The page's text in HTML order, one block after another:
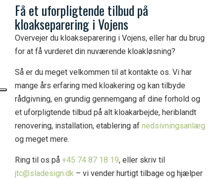
Få et uforpligtende tilbud på
kloakseparering iVojens
Overvejer du kloakseparering i Vojens, eller har du brug
for at få vurderet din nuværende kloakløsning?
Så er du meget velkommen til at kontakte os. Vi har
mange års erfaring med kloakering og kan tilbyde
rådgivning, en grundig gennemgang af dine forhold og
et uforpligtende tilbud på alt kloakarbejde, heriblandt
renovering, installation, etablering af nedsivningsanlæg
og meget mere.
Ring til os på +45 74 87 18 19, eller skriv til
jtc@sladesign.dk – vi vender hurtigt tilbage og hjælper